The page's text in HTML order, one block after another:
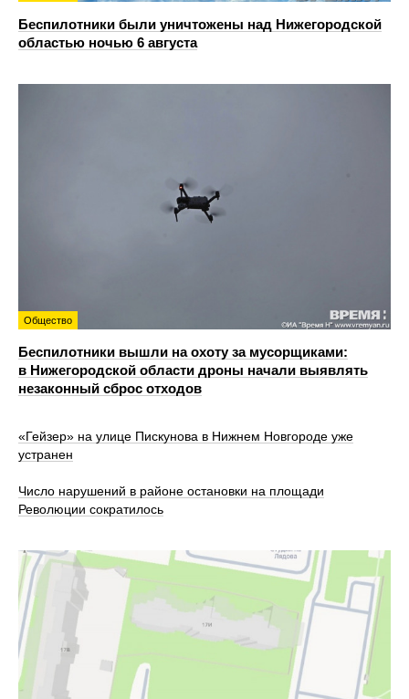
Беспилотники были уничтожены над Нижегородской
областью ночью 6 августа
Общество
Беспилотники вышли на охоту за мусорщиками:
в Нижегородской области дроны начали выявлять
незаконный сброс отходов
«Гейзер» на улице Пискунова в Нижнем Новгороде уже
устранен
Число нарушений в районе остановки на площади
Революции сократилось